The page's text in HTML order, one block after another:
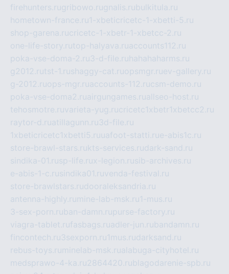
firehunters.rugribowo.rugnalis.rubulkitula.ru
hometown-france.ru1-xbeticricetc-1-xbetti-5.ru
shop-garena.rucricetc-1-xbetr-1-xbetcc-2.ru
one-life-story.rutop-halyava.ruaccounts112.ru
poka-vse-doma-2.ru3-d-file.ru hahahaharms.ru
g2012.rutst-1.rushaggy-cat.ruopsmgr.ruev-gallery.ru
g-2012.ruops-mgr.ruaccounts-112.rucsm-demo.ru
poka-vse-doma2.ruairgungames.ruallseo-host.ru
tehosmotre.ruvarieta-yug.rucricetc1xbetr1xbetcc2.ru
raytor-d.ruatillagunn.ru3d-file.ru
1xbeticricetc1xbetti5.ruuafoot-statti.rue-abis1c.ru
store-brawl-stars.rukts-services.rudark-sand.ru
sindika-01.rusp-life.rux-legion.rusib-archives.ru
e-abis-1-c.rusindika01.ruvenda-festival.ru
store-brawlstars.rudooraleksandria.ru
antenna-highly.ru mine-lab-msk.ru1-mus.ru
3-sex-porn.ruban-damn.rupurse-factory.ru
viagra-tablet.rufasbags.ruadler-jun.rubandamn.ru
fincontech.ru3sexporn.ru1mus.rudarksand.ru
rebus-toys.ru minelab-msk.rualabuga-cityhotel.ru
medsprawo-4-ka.ru2864420.rublagodarenie-spb.ru